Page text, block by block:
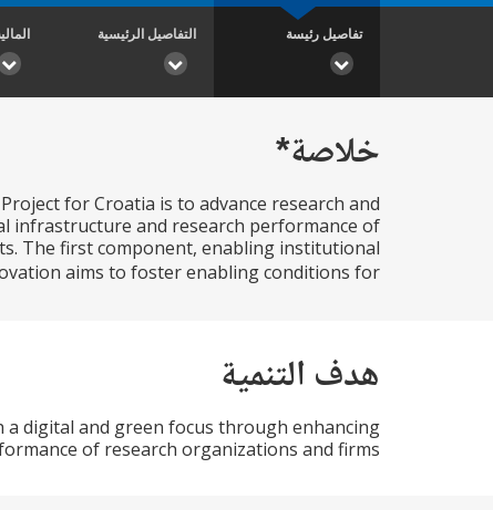
تفاصيل رئيسة التفاصيل الرئيسية
خلاصة*
for Croatia is to advance research and
infrastructure and research performance of
The first component, enabling institutional
aims to foster enabling conditions for...
هدف التنمية
digital and green focus through enhancing
of research organizations and firms.